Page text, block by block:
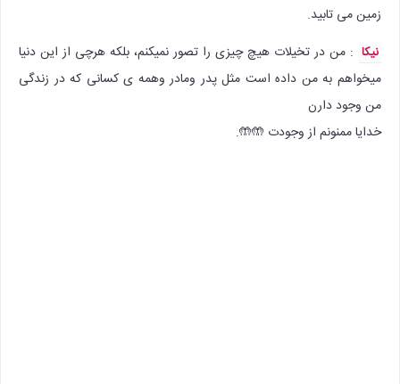
زمین می تابید.
نیکا : من در تخیلات هیچ چیزی را تصور نمیکنم، بلکه هرچی از این دنیا
میخواهم به من داده است مثل پدر ومادر وهمه ی کسانی که در زندگی
من وجود دارن
خدایا ممنونم از وجودت 🤲🤲.